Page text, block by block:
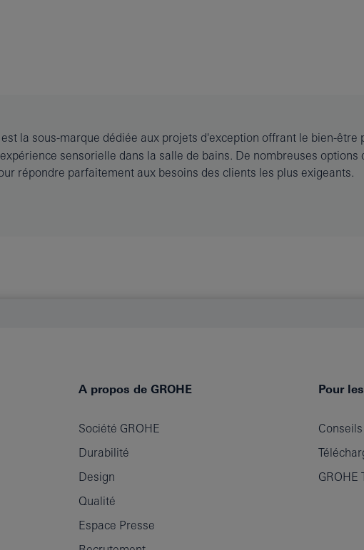
la sous-marque dédiée aux projets d'exception offrant le bien-être
sensorielle dans la salle de bains. De nombreuses options
répondre parfaitement aux besoins des clients les plus exigeants.
A propos de GROHE
Société GROHE
Durabilité
Design
Qualité
Espace Presse
Pour
GROHE